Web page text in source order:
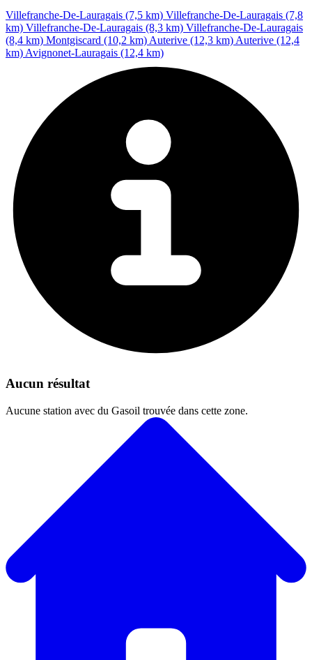
Villefranche-De-Lauragais (7,5 km) Villefranche-De-Lauragais (7,8
km) Villefranche-De-Lauragais (8,3 km) Villefranche-De-Lauragais
(8,4 km) Montgiscard (10,2 km) Auterive (12,3 km) Auterive (12,4
km) Avignonet-Lauragais (12,4 km)
Aucun résultat
Aucune station avec du Gasoil trouvée dans cette zone.